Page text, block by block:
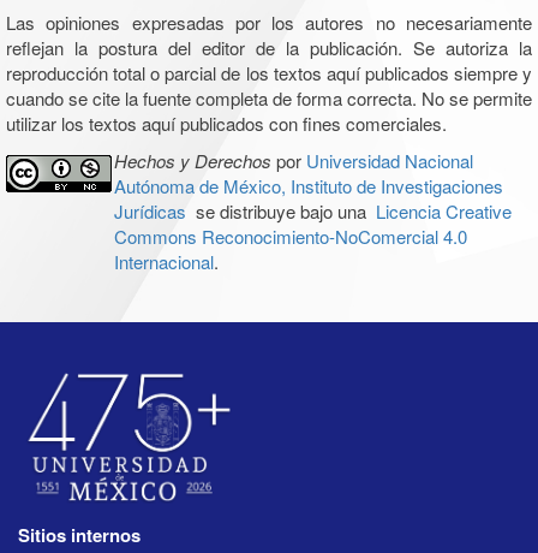
Las opiniones expresadas por los autores no necesariamente
reflejan la postura del editor de la publicación. Se autoriza la
reproducción total o parcial de los textos aquí publicados siempre y
cuando se cite la fuente completa de forma correcta. No se permite
utilizar los textos aquí publicados con fines comerciales.
Hechos y Derechos por Universidad Nacional
Autónoma de México, Instituto de Investigaciones
Jurídicas se distribuye bajo una Licencia Creative
Commons Reconocimiento-NoComercial 4.0
Internacional.
Sitios internos